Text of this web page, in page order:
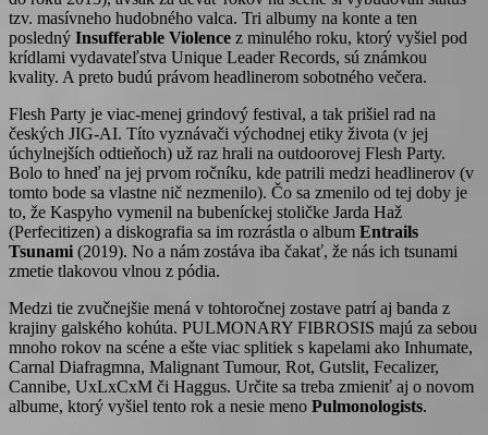
tzv. masívneho hudobného valca. Tri albumy na konte a ten
posledný Insufferable Violence z minulého roku, ktorý vyšiel pod
krídlami vydavateľstva Unique Leader Records, sú známkou
kvality. A preto budú právom headlinerom sobotného večera.
Flesh Party je viac-menej grindový festival, a tak prišiel rad na
českých JIG-AI. Títo vyznávači východnej etiky života (v jej
úchylnejších odtieňoch) už raz hrali na outdoorovej Flesh Party.
Bolo to hneď na jej prvom ročníku, kde patrili medzi headlinerov (v
tomto bode sa vlastne nič nezmenilo). Čo sa zmenilo od tej doby je
to, že Kaspyho vymenil na bubeníckej stoličke Jarda Haž
(Perfecitizen) a diskografia sa im rozrástla o album Entrails
Tsunami (2019). No a nám zostáva iba čakať, že nás ich tsunami
zmetie tlakovou vlnou z pódia.
Medzi tie zvučnejšie mená v tohtoročnej zostave patrí aj banda z
krajiny galského kohúta. PULMONARY FIBROSIS majú za sebou
mnoho rokov na scéne a ešte viac splitiek s kapelami ako Inhumate,
Carnal Diafragmna, Malignant Tumour, Rot, Gutslit, Fecalizer,
Cannibe, UxLxCxM či Haggus. Určite sa treba zmieniť aj o novom
albume, ktorý vyšiel tento rok a nesie meno Pulmonologists.